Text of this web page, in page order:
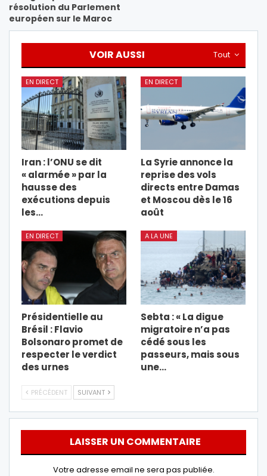
résolution du Parlement
européen sur le Maroc
Tout
VOIR AUSSI
EN DIRECT
Iran : l’ONU se dit
« alarmée » par la
hausse des
exécutions depuis
les…
EN DIRECT
La Syrie annonce la
reprise des vols
directs entre Damas
et Moscou dès le 16
août
EN DIRECT
Présidentielle au
Brésil : Flavio
Bolsonaro promet de
respecter le verdict
des urnes
A LA UNE
Sebta : « La digue
migratoire n’a pas
cédé sous les
passeurs, mais sous
une…
PRÉCÉDENT SUIVANT
LAISSER UN COMMENTAIRE
Votre adresse email ne sera pas publiée.